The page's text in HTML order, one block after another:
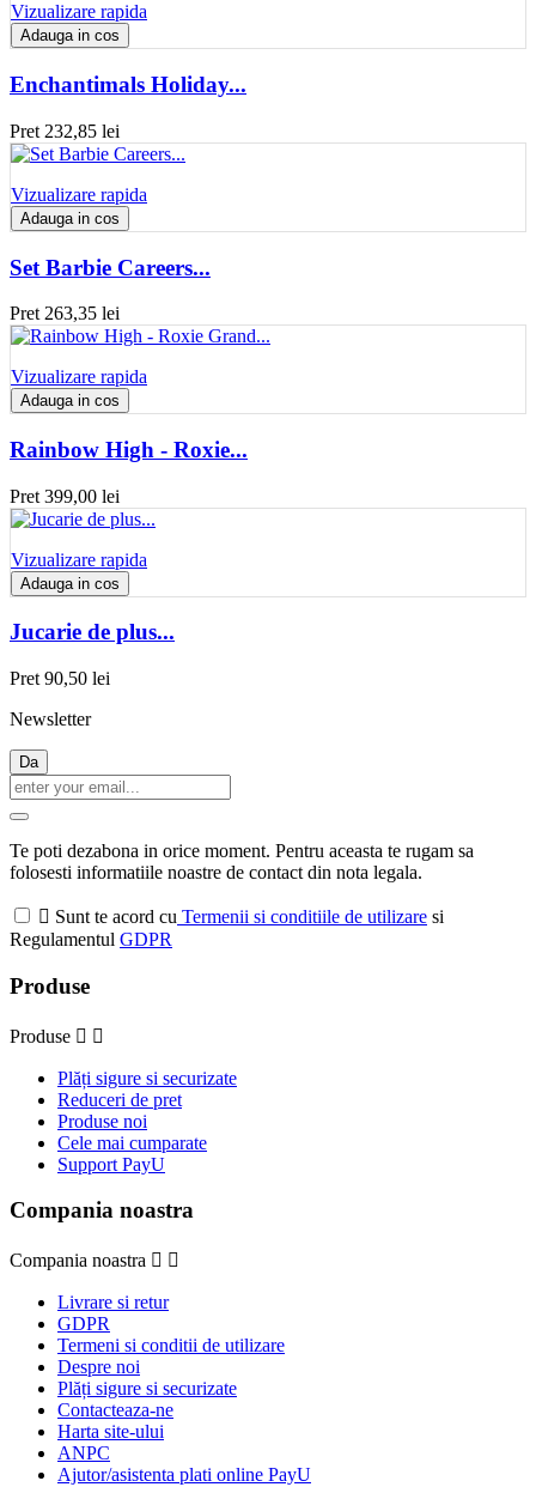
Vizualizare rapida
Adauga in cos
Enchantimals Holiday...
Pret 232,85 lei
Vizualizare rapida
Adauga in cos
Set Barbie Careers...
Pret 263,35 lei
Vizualizare rapida
Adauga in cos
Rainbow High - Roxie...
Pret 399,00 lei
Vizualizare rapida
Adauga in cos
Jucarie de plus...
Pret 90,50 lei
Newsletter
Te poti dezabona in orice moment. Pentru aceasta te rugam sa
folosesti informatiile noastre de contact din nota legala.
 Sunt te acord cu Termenii si conditiile de utilizare si
Regulamentul GDPR
Produse
Produse  
Plăți sigure si securizate
Reduceri de pret
Produse noi
Cele mai cumparate
Support PayU
Compania noastra
Compania noastra  
Livrare si retur
GDPR
Termeni si conditii de utilizare
Despre noi
Plăți sigure si securizate
Contacteaza-ne
Harta site-ului
ANPC
Ajutor/asistenta plati online PayU